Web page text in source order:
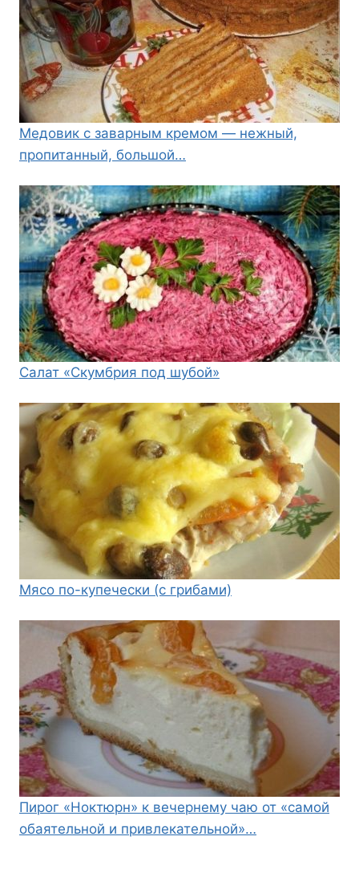
Медовик с заварным кремом — нежный,
пропитанный, большой…
Салат «Скумбрия под шубой»
Мясо по-купечески (с грибами)
Пирог «Ноктюрн» к вечернему чаю от «самой
обаятельной и привлекательной»…